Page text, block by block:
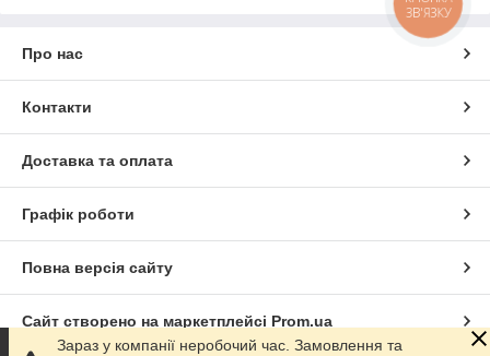
Про нас
Контакти
Доставка та оплата
Графік роботи
Повна версія сайту
Сайт створено на маркетплейсі Prom.ua
Зараз у компанії неробочий час. Замовлення та
ЗВ'ЯЗКУ